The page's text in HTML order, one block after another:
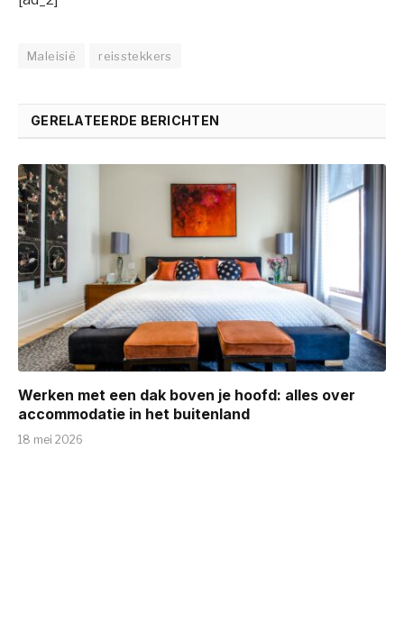
Maleisië reisstekkers
GERELATEERDE BERICHTEN
Werken met een dak boven je hoofd: alles over
accommodatie in het buitenland
18 mei 2026